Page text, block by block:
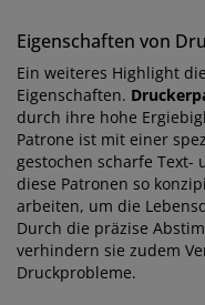
Eigenschaften von
Ein weiteres Highlight
Eigenschaften.
durch ihre hohe
Patrone ist mit einer
gestochen scharfe Text-
diese Patronen so
arbeiten, um die
Durch die präzise
verhindern sie zudem
Druckprobleme.